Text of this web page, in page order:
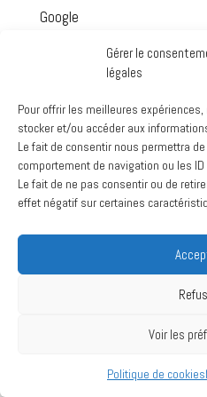
Gérer le
légales
Pour offrir les meilleures
stocker et/ou accéder aux
Le fait de consentir nous permettra
comportement de navigation ou les
Le fait de ne pas consentir ou de
effet négatif sur certaines
Voir les
Politique de cookies
Google
mars 2024
juillet 2020
Création :La